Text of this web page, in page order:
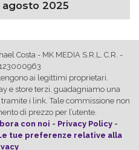
agosto 2025
Costa - MK MEDIA S.R.L. C.R. -
ai legittimi proprietari.
e store terzi, guadagniamo una
i link. Tale commissione non
di prezzo per l’utente.
con noi - Privacy Policy -
tue preferenze relative alla